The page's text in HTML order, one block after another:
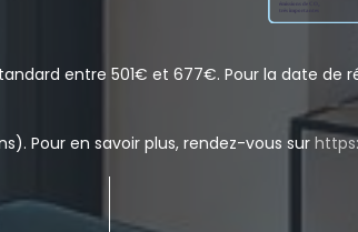
entre 501€ et 677€. Pour la date de
Pour en savoir plus, rendez-vous sur